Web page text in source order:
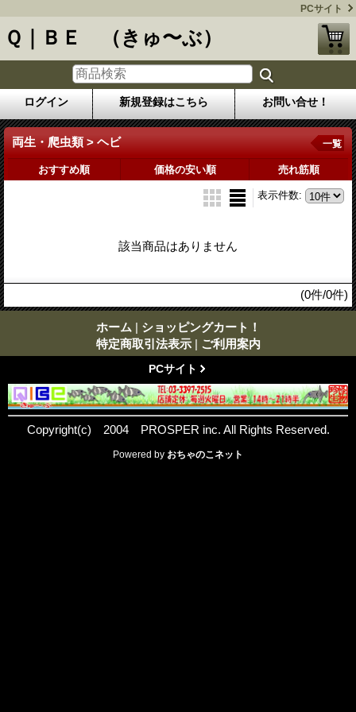
PCサイト
Ｑ｜ＢＥ （きゅ〜ぶ）
ログイン 新規登録はこちら お問い合せ！
両生・爬虫類 > ヘビ 一覧
おすすめ順 価格の安い順 売れ筋順
表示件数:
該当商品はありません
(0件/0件)
ホーム | ショッピングカート！
特定商取引法表示 | ご利用案内
PCサイト
Copyright(c) 2004 PROSPER inc. All Rights Reserved.
Powered by おちゃのこネット